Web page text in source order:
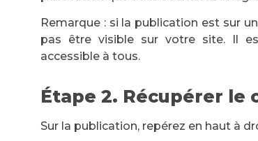
Remarque : si la publication est sur
pas être visible sur votre site. Il
accessible à tous.
Étape 2. Récupérer le
Sur la publication, repérez en haut à